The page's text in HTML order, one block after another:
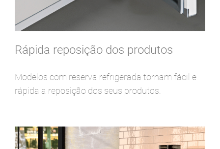
Rápida reposição dos produtos
Modelos com reserva refrigerada tornam fácil e
rápida a reposição dos seus produtos.